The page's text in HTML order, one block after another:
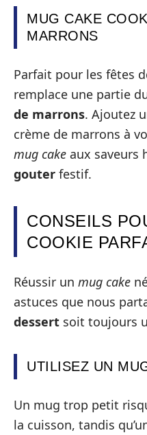
MUG CAKE
MARRONS
Parfait pour les fêtes
remplace une partie
de marrons. Ajoutez
crème de marrons à
mug cake aux saveurs
gouter festif.
CONSEILS
COOKIE
Réussir un mug cake
astuces que nous
dessert soit toujours
UTILISEZ UN
Un mug trop petit
la cuisson, tandis